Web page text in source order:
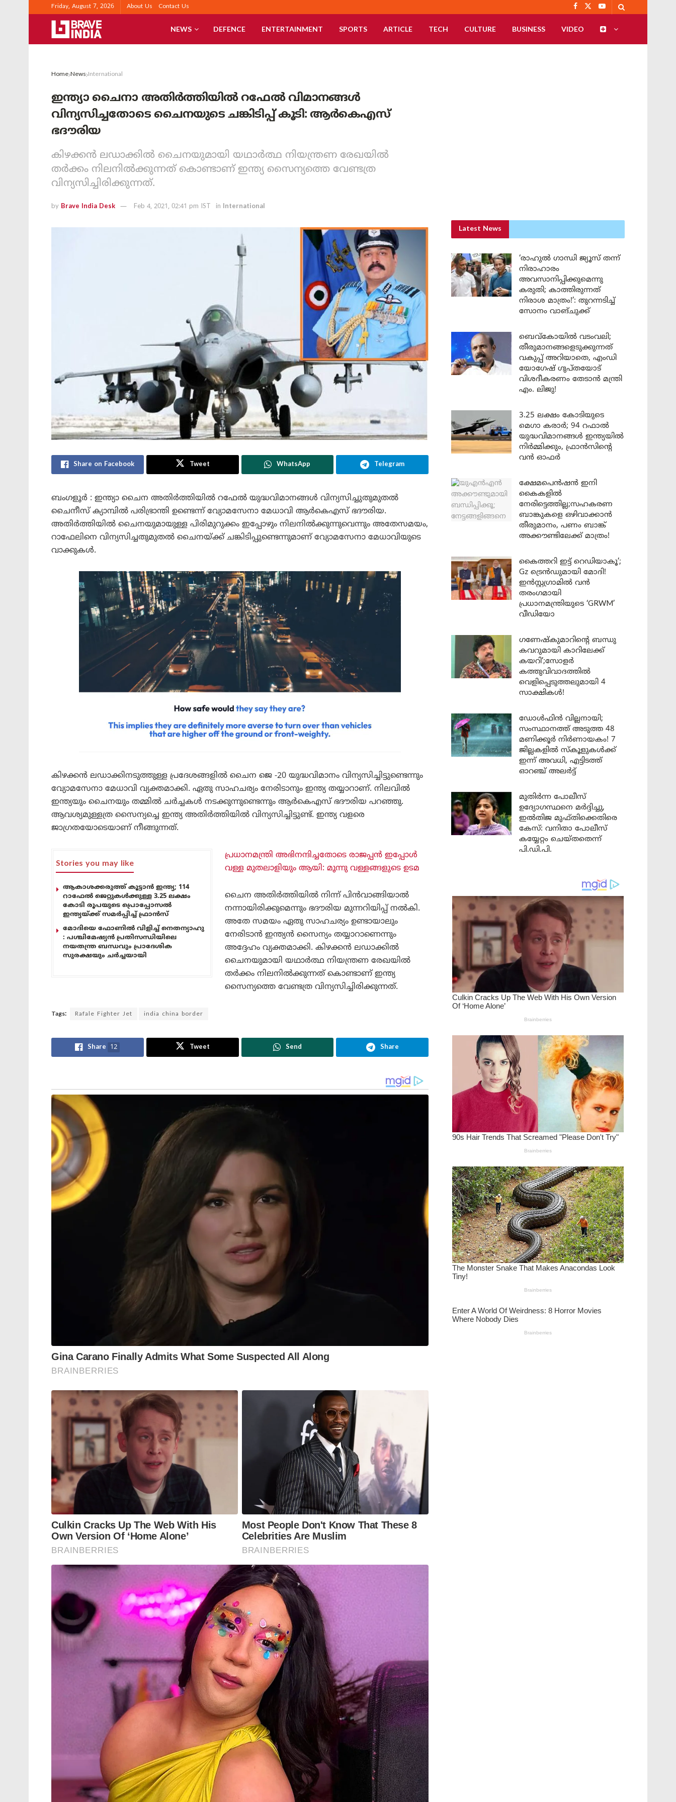
Friday, August 7, 2026 About Us Contact Us
NEWS DEFENCE ENTERTAINMENT SPORTS ARTICLE TECH CULTURE BUSINESS VIDEO
Home News International
ഇന്ത്യാ ചൈനാ അതിർത്തിയിൽ റഫേൽ വിമാനങ്ങൾ
വിന്യസിച്ചതോടെ ചൈനയുടെ ചങ്കിടിപ്പ് കൂടി: ആർ‌കെ‌എസ്
ഭദൗരിയ
കിഴക്കൻ ലഡാക്കിൽ ചൈനയുമായി യഥാർത്ഥ നിയന്ത്രണ രേഖയിൽ
തർക്കം നിലനിൽക്കുന്നത് കൊണ്ടാണ് ഇന്ത്യ സൈന്യത്തെ വേണ്ടത്ര
വിന്യസിച്ചിരിക്കുന്നത്.
by Brave India Desk Feb 4, 2021, 02:41 pm IST in International
Share on Facebook Tweet WhatsApp Telegram
ബംഗളൂർ : ഇന്ത്യാ ചൈന അതിർത്തിയിൽ റഫേൽ യുദ്ധവിമാനങ്ങൾ വിന്യസിച്ചുതുമുതൽ
ചൈനീസ് ക്യാമ്പിൽ പരിഭ്രാന്തി ഉണ്ടെന്ന് വ്യോമസേനാ മേധാവി ആർ‌കെ‌എസ് ഭദൗരിയ.
അതിർത്തിയിൽ ചൈനയുമായുള്ള പിരിമുറുക്കം ഇപ്പോഴും നിലനിൽക്കുന്നുവെന്നും അതേസമയം,
റാഫേലിനെ വിന്യസിച്ചതുമുതൽ ചൈനയ്ക്ക് ചങ്കിടിപ്പുണ്ടെന്നുമാണ് വ്യോമസേനാ മേധാവിയുടെ
വാക്കുകൾ.
കിഴക്കൻ ലഡാക്കിനടുത്തുള്ള പ്രദേശങ്ങളിൽ ചൈന ജെ -20 യുദ്ധവിമാനം വിന്യസിച്ചിട്ടുണ്ടെന്നും
വ്യോമസേനാ മേധാവി വ്യക്തമാക്കി. ഏതു സാഹചര്യം നേരിടാനും ഇന്ത്യ തയ്യാറാണ്. നിലവിൽ
ഇന്ത്യയും ചൈനയും തമ്മിൽ ചർച്ചകൾ നടക്കുന്നുണ്ടെന്നും ആർകെഎസ് ഭദൗരിയ പറഞ്ഞു.
ആവശ്യമുള്ളത്ര സൈന്യച്ചെ ഇന്ത്യ അതിർത്തിയിൽ വിന്യസിച്ചിട്ടുണ്ട്. ഇന്ത്യ വളരെ
ജാഗ്രതയോടെയാണ് നീങ്ങുന്നത്.
Stories you may like
ആകാശക്കരുത്ത് കൂട്ടാൻ ഇന്ത്യ; 114
റാഫേൽ ജെറ്റുകൾക്കുള്ള 3.25 ലക്ഷം
കോടി രൂപയുടെ പ്രൊപ്പോസൽ
ഇന്ത്യയ്ക്ക് സമർപ്പിച്ച് ഫ്രാൻസ്
മോദിയെ ഫോണിൽ വിളിച്ച് നെതന്യാഹു
: പശ്ചിമേഷ്യൻ പ്രതിസന്ധിയിലെ
നയതന്ത്ര ബന്ധവും പ്രാദേശിക
സുരക്ഷയും ചർച്ചയായി
പ്രധാനമന്ത്രി അഭിനന്ദിച്ചതോടെ രാജപ്പൻ ഇപ്പോൾ
വള്ള മുതലാളിയും ആയി: മൂന്നു വള്ളങ്ങളുടെ ഉടമ
ചൈന അതിർത്തിയിൽ നിന്ന് പിൻവാങ്ങിയാൽ
നന്നായിരിക്കുമെന്നും ഭദൗരിയ മുന്നറിയിപ്പ് നൽകി.
അതേ സമയം ഏതു സാഹചര്യം ഉണ്ടായാലും
നേരിടാൻ ഇന്ത്യൻ സൈന്യം തയ്യാറാണെന്നും
അദ്ദേഹം വ്യക്തമാക്കി. കിഴക്കൻ ലഡാക്കിൽ
ചൈനയുമായി യഥാർത്ഥ നിയന്ത്രണ രേഖയിൽ
തർക്കം നിലനിൽക്കുന്നത് കൊണ്ടാണ് ഇന്ത്യ
സൈന്യത്തെ വേണ്ടത്ര വിന്യസിച്ചിരിക്കുന്നത്.
Tags: Rafale Fighter Jet india china border
Share 12 Tweet Send Share
Latest News
‘രാഹുൽ ഗാന്ധി ജ്യൂസ് തന്ന്
നിരാഹാരം
അവസാനിപ്പിക്കുമെന്നു
കരുതി; കാത്തിരുന്നത്
നിരാശ മാത്രം!’: തുറന്നടിച്ച്
സോനം വാങ്‌ചുക്ക്
ബെവ്കോയിൽ വടംവലി;
തീരുമാനങ്ങളെടുക്കുന്നത്
വകുപ്പ് അറിയാതെ, എംഡി
യോഗേഷ് ഗുപ്തയോട്
വിശദീകരണം തേടാൻ മന്ത്രി
എം. ലിജു!
3.25 ലക്ഷം കോടിയുടെ
മെഗാ കരാർ; 94 റഫാൽ
യുദ്ധവിമാനങ്ങൾ ഇന്ത്യയിൽ
നിർമ്മിക്കും, ഫ്രാൻസിന്റെ
വൻ ഓഫർ
ക്ഷേമപെൻഷൻ ഇനി
കൈകളിൽ
നേരിട്ടെത്തില്ല;സഹകരണ
ബാങ്കുകളെ ഒഴിവാക്കാൻ
തീരുമാനം, പണം ബാങ്ക്
അക്കൗണ്ടിലേക്ക് മാത്രം!
കൈത്തറി ഇട്ട് റെഡിയാകൂ’;
Gz ട്രെൻഡുമായി മോദി!
ഇൻസ്റ്റഗ്രാമിൽ വൻ
തരംഗമായി
പ്രധാനമന്ത്രിയുടെ ‘GRWM’
വീഡിയോ
ഗണേഷ്കുമാറിന്റെ ബന്ധു
കവറുമായി കാറിലേക്ക്
കയറി’;സോളർ
കത്തുവിവാദത്തിൽ
വെളിപ്പെടുത്തലുമായി 4
സാക്ഷികൾ!
ഡോൾഫിൻ വില്ലനായി;
സംസ്ഥാനത്ത് അടുത്ത 48
മണിക്കൂർ നിർണായകം! 7
ജില്ലകളിൽ സ്കൂളുകൾക്ക്
ഇന്ന് അവധി, എട്ടിടത്ത്
ഓറഞ്ച് അലർട്ട്
മുതിർന്ന പോലീസ്
ഉദ്യോഗസ്ഥനെ മർദ്ദിച്ചു,
ഇൽതിജ മുഫ്തിക്കെതിരെ
കേസ്: വനിതാ പോലീസ്
കയ്യേറ്റം ചെയ്തതെന്ന്
പി.ഡി.പി.